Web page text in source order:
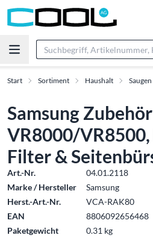
Start Sortiment Haushalt
Samsung
VR8000/
Filter &
Art.-Nr.
04.01.2118
Marke / Hersteller
Samsung
Herst.-Art.-Nr.
VCA-RAK80
EAN
8806092656468
Paketgewicht
0.31 kg